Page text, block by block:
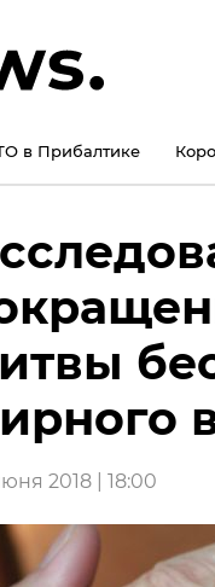
в Прибалтике
2018 | 18:00